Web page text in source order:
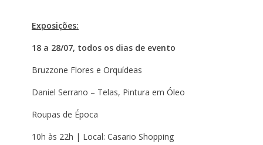
Exposições:
18 a 28/07, todos os dias de evento
Bruzzone Flores e Orquídeas
Daniel Serrano – Telas, Pintura em Óleo
Roupas de Época
10h às 22h | Local: Casario Shopping